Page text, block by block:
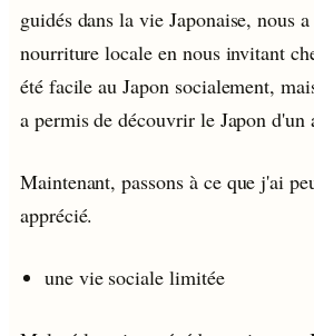
guidés dans la vie Japonaise, nous
nourriture locale en nous invitant
été facile au Japon socialement,
a permis de découvrir le Japon
Maintenant, passons à ce que j'ai
apprécié.
une vie sociale limitée